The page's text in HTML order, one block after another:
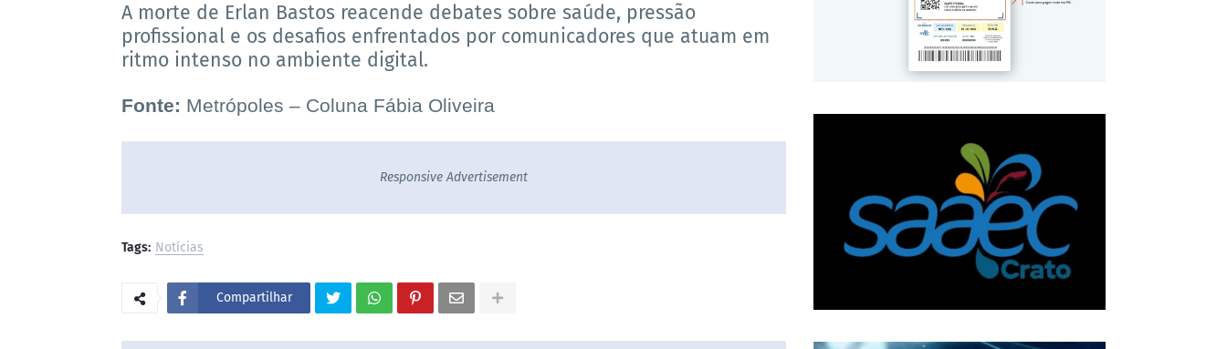
A morte de Erlan Bastos reacende debates sobre saúde, pressão
profissional e os desafios enfrentados por comunicadores que atuam em
ritmo intenso no ambiente digital.
Fonte: Metrópoles – Coluna Fábia Oliveira
Responsive Advertisement
Tags: Notícias
Compartilhar